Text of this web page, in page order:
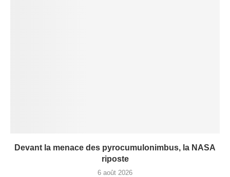
Devant la menace des pyrocumulonimbus, la NASA
riposte
6 août 2026